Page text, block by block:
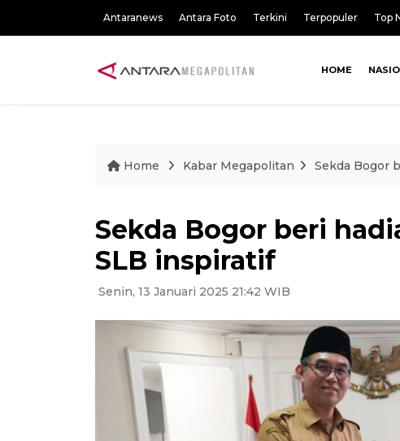
Antaranews Antara Foto Terkini Terpopuler Top
HOME
Home Kabar Megapolitan Sekda Bogor
Sekda Bogor beri
SLB inspiratif
Senin, 13 Januari 2025 21:42 WIB